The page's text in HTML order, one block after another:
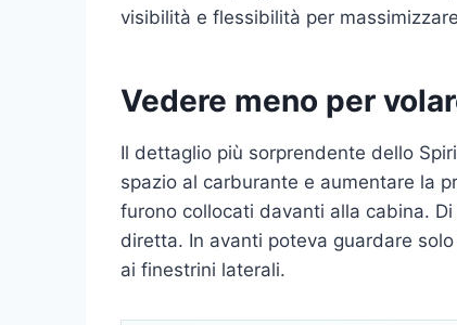
visibilità e flessibilità per
Vedere meno per
Il dettaglio più sorprendente dello
spazio al carburante e aumentare la
furono collocati davanti alla cabina.
diretta. In avanti poteva guardare
ai finestrini laterali.